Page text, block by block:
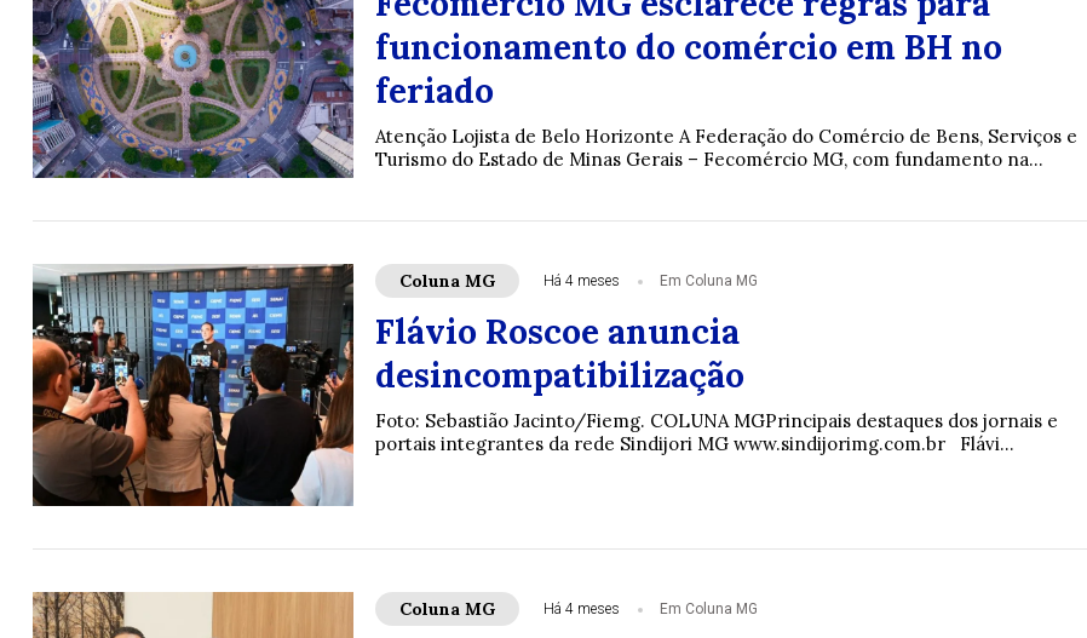
funcionamento do comércio em BH no
feriado
Atenção Lojista de Belo Horizonte A Federação do Comércio de Bens, Serviços e
Turismo do Estado de Minas Gerais – Fecomércio MG, com fundamento na...
Coluna MG Há 4 meses Em Coluna MG
Flávio Roscoe anuncia
desincompatibilização
Foto: Sebastião Jacinto/Fiemg. COLUNA MGPrincipais destaques dos jornais e
portais integrantes da rede Sindijori MG www.sindijorimg.com.br Flávi...
Coluna MG Há 4 meses Em Coluna MG